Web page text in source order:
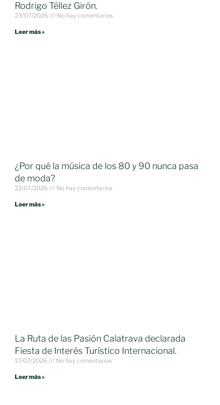
Rodrigo Téllez Girón.
23/07/2026 No hay comentarios
Leer más »
¿Por qué la música de los 80 y 90 nunca pasa
de moda?
22/07/2026 No hay comentarios
Leer más »
La Ruta de las Pasión Calatrava declarada
Fiesta de Interés Turístico Internacional.
17/07/2026 No hay comentarios
Leer más »